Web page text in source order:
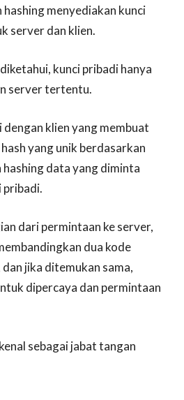
menyediakan kunci
server dan klien.
kunci pribadi hanya
server tertentu.
klien yang membuat
yang unik berdasarkan
data yang diminta
pribadi.
dari permintaan ke server,
dua kode
jika ditemukan sama,
dipercaya dan permintaan
sebagai jabat tangan